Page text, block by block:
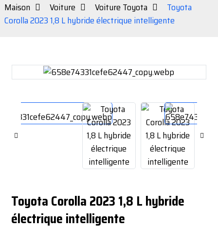
Maison Voiture Voiture Toyota
Toyota
Corolla 2023 1,8 L hybride électrique intelligente
Toyota Corolla 2023 1,8 L hybride
électrique intelligente